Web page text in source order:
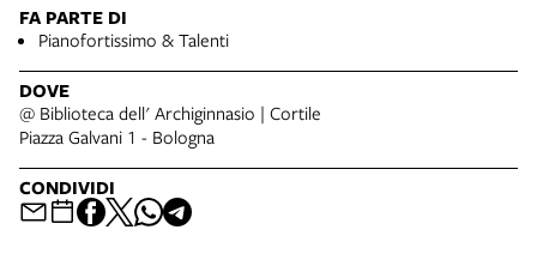
FA PARTE DI
Pianofortissimo & Talenti
DOVE
@ Biblioteca dell' Archiginnasio | Cortile
Piazza Galvani 1 - Bologna
CONDIVIDI